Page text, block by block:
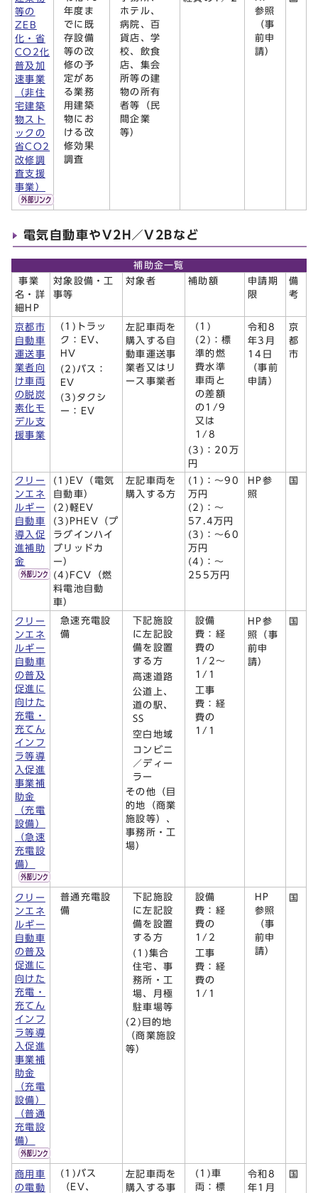
等の
ZEB
化・省
CO2化
普及加
速事業
（非住
宅建築
物スト
ックの
省CO2
改修調
査支援
事業）
年度ま
でに既
存設備
等の改
修の予
定があ
る業務
用建築
物にお
ける改
修効果
調査
ホテル、
病院、百
貨店、学
校、飲食
店、集会
所等の建
物の所有
者等（民
間企業
等）
参照
（事
前申
請）
電気自動車やV2H／V2Bなど
補助金一覧
事業
名・詳
細HP
対象設備・工
事等
対象者 補助額
申請期
限
備
考
京都市
自動車
運送事
業者向
け車両
の脱炭
素化モ
デル支
援事業
(1)トラッ
ク：EV、
HV
(2)バス：
EV
(3)タクシ
ー：EV
左記車両を
購入する自
動車運送事
業者又はリ
ース事業者
(1)
(2)：標
準的燃
費水準
車両と
の差額
の1/9
又は
1/8
(3)：20万
円
令和8
年3月
14日
（事前
申請）
京
都
市
クリー
ンエネ
ルギー
自動車
導入促
進補助
金
(1)EV（電気
自動車）
(2)軽EV
(3)PHEV（プ
ラグインハイ
ブリッドカ
ー）
(4)FCV（燃
料電池自動
車）
左記車両を
購入する方
(1)：～90
万円
(2)：～
57.4万円
(3)：～60
万円
(4)：～
255万円
HP参
照
国
クリー
ンエネ
ルギー
自動車
の普及
促進に
向けた
充電・
充てん
インフ
ラ等導
入促進
事業補
助金
（充電
設備）
（急速
充電設
備）
急速充電設
備
下記施設
に左記設
備を設置
する方
高速道路
公道上、
道の駅、
SS
空白地域
コンビニ
／ディー
ラー
その他（目
的地（商業
施設等）、
事務所・工
場）
設備
費：経
費の
1/2～
1/1
工事
費：経
費の
1/1
HP参
照（事
前申
請）
国
クリー
ンエネ
ルギー
自動車
の普及
促進に
向けた
充電・
充てん
インフ
ラ等導
入促進
事業補
助金
（充電
設備）
（普通
充電設
備）
普通充電設
備
下記施設
に左記設
備を設置
する方
(1)集合
住宅、事
務所・工
場、月極
駐車場等
(2)目的地
（商業施設
等）
設備
費：経
費の
1/2
工事
費：経
費の
1/1
HP
参照
（事
前申
請）
国
商用車
の電動
(1)バス
（EV、
左記車両を
購入する事
(1)車
両：標
令和8
年1月
国